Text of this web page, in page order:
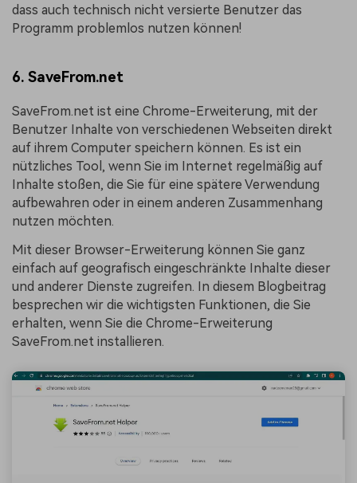
dass auch technisch nicht versierte Benutzer das
Programm problemlos nutzen können!
6. SaveFrom.net
SaveFrom.net ist eine Chrome-Erweiterung, mit der
Benutzer Inhalte von verschiedenen Webseiten direkt
auf ihrem Computer speichern können. Es ist ein
nützliches Tool, wenn Sie im Internet regelmäßig auf
Inhalte stoßen, die Sie für eine spätere Verwendung
aufbewahren oder in einem anderen Zusammenhang
nutzen möchten.
Mit dieser Browser-Erweiterung können Sie ganz
einfach auf geografisch eingeschränkte Inhalte dieser
und anderer Dienste zugreifen. In diesem Blogbeitrag
besprechen wir die wichtigsten Funktionen, die Sie
erhalten, wenn Sie die Chrome-Erweiterung
SaveFrom.net installieren.